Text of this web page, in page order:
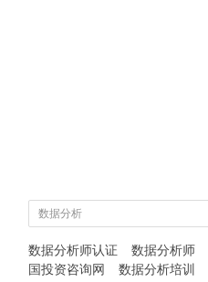
数据分析师认证 数据分析师
国投资咨询网
数据分析培训